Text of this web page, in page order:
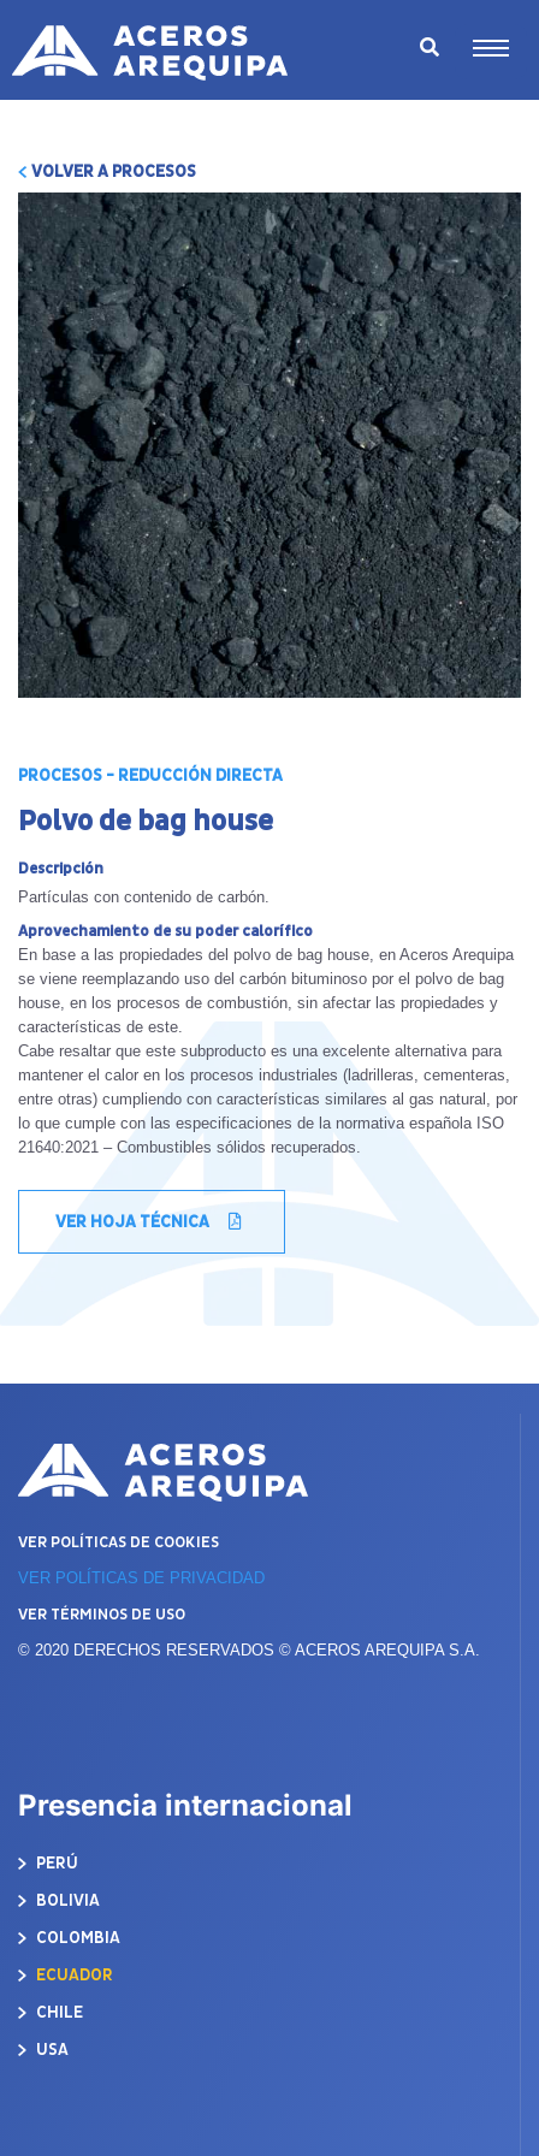
VOLVER A PROCESOS
PROCESOS - REDUCCIÓN DIRECTA
Polvo de bag house
Descripción
Partículas con contenido de carbón.
Aprovechamiento de su poder calorífico
En base a las propiedades del polvo de bag house, en Aceros Arequipa
se viene reemplazando uso del carbón bituminoso por el polvo de bag
house, en los procesos de combustión, sin afectar las propiedades y
características de este.
Cabe resaltar que este subproducto es una excelente alternativa para
mantener el calor en los procesos industriales (ladrilleras, cementeras,
entre otras) cumpliendo con características similares al gas natural, por
lo que cumple con las especificaciones de la normativa española ISO
21640:2021 – Combustibles sólidos recuperados.
VER HOJA TÉCNICA
VER POLÍTICAS DE COOKIES
VER POLÍTICAS DE PRIVACIDAD
VER TÉRMINOS DE USO
© 2020 DERECHOS RESERVADOS © ACEROS AREQUIPA S.A.
Presencia internacional
PERÚ
BOLIVIA
COLOMBIA
ECUADOR
CHILE
USA